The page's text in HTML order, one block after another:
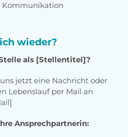
Kommunikation
wieder?
als [Stellentitel]?
jetzt eine Nachricht oder
Lebenslauf per Mail an
Ansprechpartnerin: